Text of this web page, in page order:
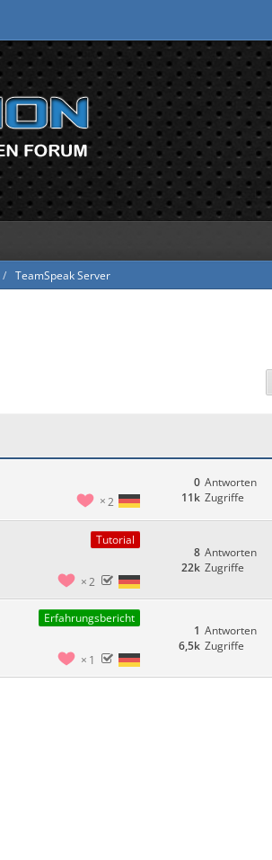
TeamSpeak Server
2
Antworten
0
Zugriffe
11k
Tutorial
2
Antworten
8
Zugriffe
22k
Erfahrungsbericht
1
Antworten
1
Zugriffe
6,5k